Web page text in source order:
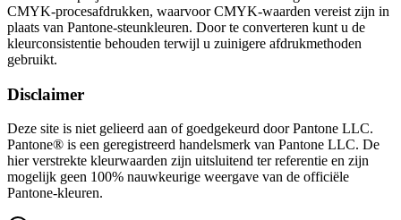
CMYK-procesafdrukken, waarvoor CMYK-waarden vereist zijn in
plaats van Pantone-steunkleuren. Door te converteren kunt u de
kleurconsistentie behouden terwijl u zuinigere afdrukmethoden
gebruikt.
Disclaimer
Deze site is niet gelieerd aan of goedgekeurd door Pantone LLC.
Pantone® is een geregistreerd handelsmerk van Pantone LLC. De
hier verstrekte kleurwaarden zijn uitsluitend ter referentie en zijn
mogelijk geen 100% nauwkeurige weergave van de officiële
Pantone-kleuren.